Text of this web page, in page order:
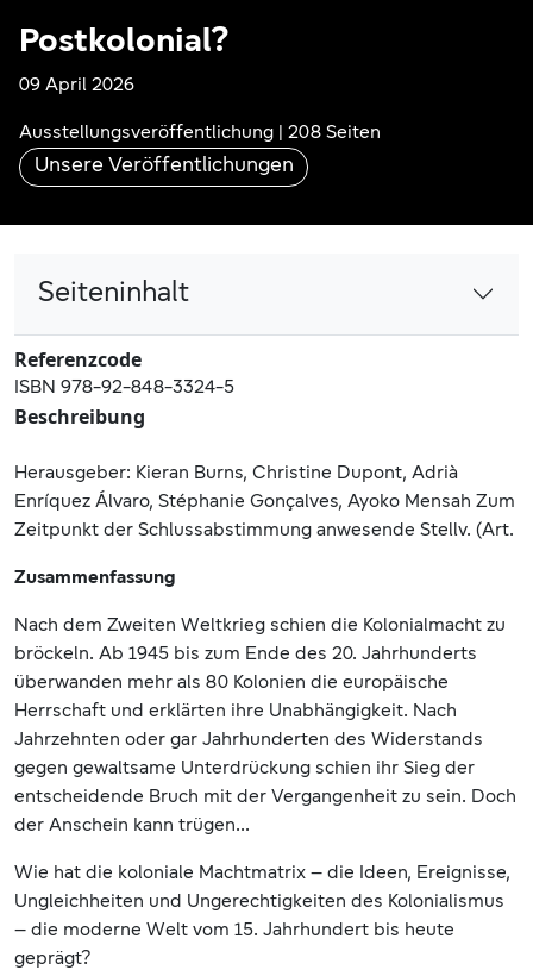
Postkolonial?
09 April 2026
Ausstellungsveröffentlichung | 208 Seiten
Unsere Veröffentlichungen
Seiteninhalt
Referenzcode
ISBN 978-92-848-3324-5
Beschreibung
Herausgeber: Kieran Burns, Christine Dupont, Adrià
Enríquez Álvaro, Stéphanie Gonçalves, Ayoko Mensah Zum
Zeitpunkt der Schlussabstimmung anwesende Stellv. (Art.
Zusammenfassung
Nach dem Zweiten Weltkrieg schien die Kolonialmacht zu
bröckeln. Ab 1945 bis zum Ende des 20. Jahrhunderts
überwanden mehr als 80 Kolonien die europäische
Herrschaft und erklärten ihre Unabhängigkeit. Nach
Jahrzehnten oder gar Jahrhunderten des Widerstands
gegen gewaltsame Unterdrückung schien ihr Sieg der
entscheidende Bruch mit der Vergangenheit zu sein. Doch
der Anschein kann trügen...
Wie hat die koloniale Machtmatrix – die Ideen, Ereignisse,
Ungleichheiten und Ungerechtigkeiten des Kolonialismus
– die moderne Welt vom 15. Jahrhundert bis heute
geprägt?